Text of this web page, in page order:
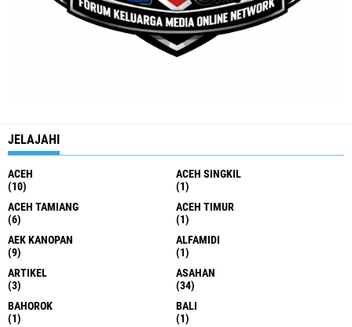
JELAJAHI
ACEH
(10)
ACEH SINGKIL
(1)
ACEH TAMIANG
(6)
ACEH TIMUR
(1)
AEK KANOPAN
(9)
ALFAMIDI
(1)
ARTIKEL
(3)
ASAHAN
(34)
BAHOROK
(1)
BALI
(1)